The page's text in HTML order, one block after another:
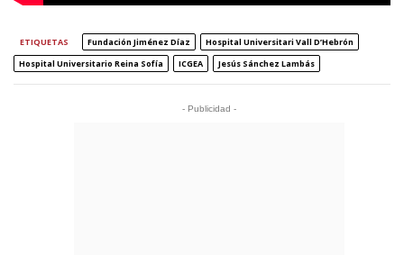
ETIQUETAS Fundación Jiménez Díaz
Hospital Universitari Vall D’Hebrón
Hospital Universitario Reina Sofía
ICGEA Jesús Sánchez Lambás
- Publicidad -